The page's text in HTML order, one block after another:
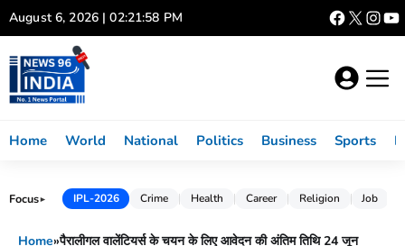
Skip
to
content
August 6, 2026 | 02:21:58 PM
Home World National Politics Business Sports
Focus► IPL-2026 Crime Health Career Religion Job
Home»पैरालीगल वालेंटियर्स के चयन के लिए आवेदन की अंतिम तिथि 24 जून